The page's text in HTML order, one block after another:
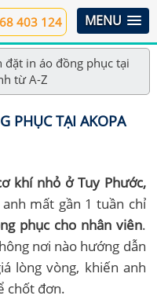
MENU
403 124
đặt in áo đồng phục tại
từ A-Z
PHỤC TẠI AKOPA
khí nhỏ ở Tuy Phước,
mất gần 1 tuần chỉ
phục cho nhân viên.
nơi nào hướng dẫn
lòng vòng, khiến anh
chốt đơn.